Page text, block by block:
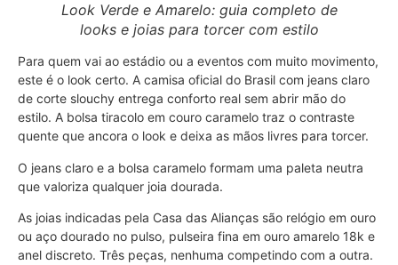
Look Verde e Amarelo: guia completo de
looks e joias para torcer com estilo
Para quem vai ao estádio ou a eventos com muito movimento,
este é o look certo. A camisa oficial do Brasil com jeans claro
de corte slouchy entrega conforto real sem abrir mão do
estilo. A bolsa tiracolo em couro caramelo traz o contraste
quente que ancora o look e deixa as mãos livres para torcer.
O jeans claro e a bolsa caramelo formam uma paleta neutra
que valoriza qualquer joia dourada.
As joias indicadas pela Casa das Alianças são relógio em ouro
ou aço dourado no pulso, pulseira fina em ouro amarelo 18k e
anel discreto. Três peças, nenhuma competindo com a outra.